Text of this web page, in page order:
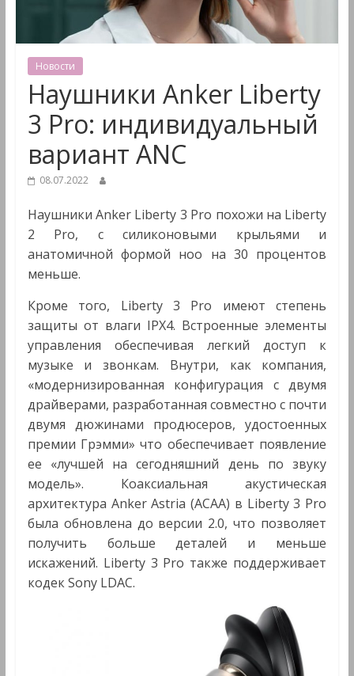
Мультимедиа
Новости
Наушники Anker Liberty
3 Pro: индивидуальный
вариант ANC
08.07.2022
Наушники Anker Liberty 3 Pro похожи на Liberty
2 Pro, с силиконовыми крыльями и
анатомичной формой ноо на 30 процентов
меньше.
Кроме того, Liberty 3 Pro имеют степень
защиты от влаги IPX4. Встроенные элементы
управления обеспечивая легкий доступ к
музыке и звонкам. Внутри, как компания,
«модернизированная конфигурация с двумя
драйверами, разработанная совместно с почти
двумя дюжинами продюсеров, удостоенных
премии Грэмми» что обеспечивает появление
ее «лучшей на сегодняшний день по звуку
модель». Коаксиальная акустическая
архитектура Anker Astria (ACAA) в Liberty 3 Pro
была обновлена ​​до версии 2.0, что позволяет
получить больше деталей и меньше
искажений. Liberty 3 Pro также поддерживает
кодек Sony LDAC.